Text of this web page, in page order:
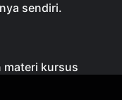
sendiri.
materi kursus